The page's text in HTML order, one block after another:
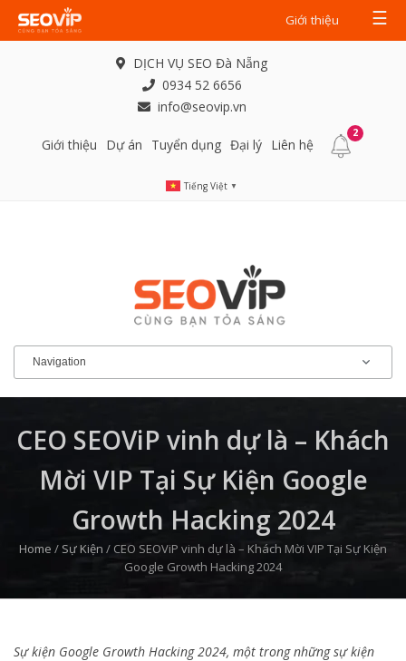
Giới thiệu ☰
DỊCH VỤ SEO Đà Nẵng
0934 52 6656
info@seovip.vn
Giới thiệu Dự án Tuyển dụng Đại lý Liên hệ
2
Tiếng Việt ▼
CEO SEOViP vinh dự là – Khách
Mời VIP Tại Sự Kiện Google
Growth Hacking 2024
Home / Sự Kiện / CEO SEOViP vinh dự là – Khách Mời VIP Tại Sự Kiện
Google Growth Hacking 2024
Sự kiện Google Growth Hacking 2024, một trong những sự kiện